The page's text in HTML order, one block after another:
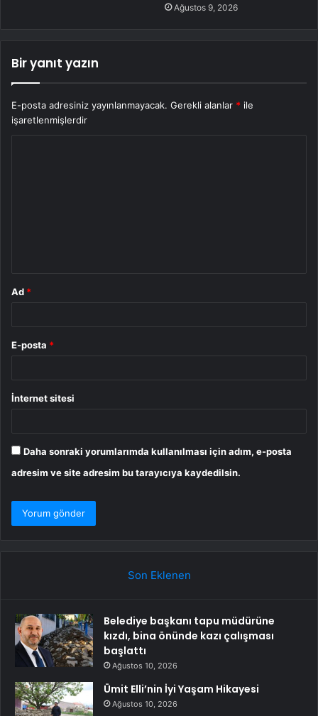
Ağustos 9, 2026
Bir yanıt yazın
E-posta adresiniz yayınlanmayacak. Gerekli alanlar * ile
işaretlenmişlerdir
Ad *
E-posta *
İnternet sitesi
Daha sonraki yorumlarımda kullanılması için adım, e-posta
adresim ve site adresim bu tarayıcıya kaydedilsin.
Son Eklenen
Belediye başkanı tapu müdürüne
kızdı, bina önünde kazı çalışması
başlattı
Ağustos 10, 2026
Ümit Elli’nin İyi Yaşam Hikayesi
Ağustos 10, 2026